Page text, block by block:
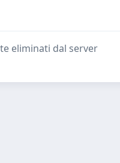
eliminati dal server